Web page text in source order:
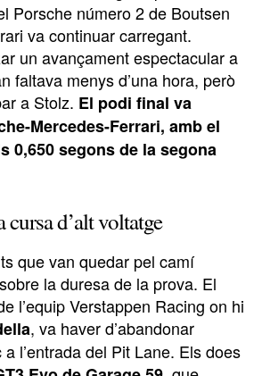
Porsche número 2 de Boutsen
va continuar carregant.
un avançament espectacular a
faltava menys d’una hora, però
a Stolz. El podi final va
Mercedes-Ferrari, amb el
0,650 segons de la segona
d’alt voltatge
que van quedar pel camí
la duresa de la prova. El
l’equip Verstappen Racing on hi
, va haver d’abandonar
a l’entrada del Pit Lane. Els does